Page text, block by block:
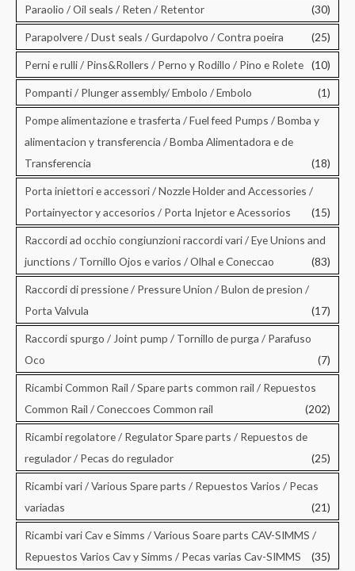
Paraolio / Oil seals / Reten / Retentor (30)
Parapolvere / Dust seals / Gurdapolvo / Contra poeira (25)
Perni e rulli / Pins&Rollers / Perno y Rodillo / Pino e Rolete (10)
Pompanti / Plunger assembly/ Embolo / Embolo (1)
Pompe alimentazione e trasferta / Fuel feed Pumps / Bomba y
alimentacion y transferencia / Bomba Alimentadora e de
Transferencia
(18)
Porta iniettori e accessori / Nozzle Holder and Accessories /
Portainyector y accesorios / Porta Injetor e Acessorios
(15)
Raccordi ad occhio congiunzioni raccordi vari / Eye Unions and
junctions / Tornillo Ojos e varios / Olhal e Coneccao
(83)
Raccordi di pressione / Pressure Union / Bulon de presion /
Porta Valvula
(17)
Raccordi spurgo / Joint pump / Tornillo de purga / Parafuso
Oco
(7)
Ricambi Common Rail / Spare parts common rail / Repuestos
Common Rail / Coneccoes Common rail
(202)
Ricambi regolatore / Regulator Spare parts / Repuestos de
regulador / Pecas do regulador
(25)
Ricambi vari / Various Spare parts / Repuestos Varios / Pecas
variadas
(21)
Ricambi vari Cav e Simms / Various Soare parts CAV-SIMMS /
Repuestos Varios Cav y Simms / Pecas varias Cav-SIMMS
(35)